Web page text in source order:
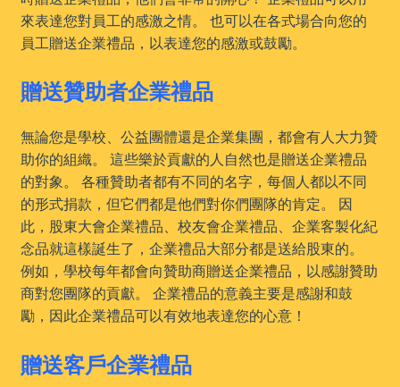
來表達您對員工的感激之情。 也可以在各式場合向您的
員工贈送企業禮品，以表達您的感激或鼓勵。
贈送贊助者企業禮品
無論您是學校、公益團體還是企業集團，都會有人大力贊
助你的組織。 這些樂於貢獻的人自然也是贈送企業禮品
的對象。 各種贊助者都有不同的名字，每個人都以不同
的形式捐款，但它們都是他們對你們團隊的肯定。 因
此，股東大會企業禮品、校友會企業禮品、企業客製化紀
念品就這樣誕生了，企業禮品大部分都是送給股東的。
例如，學校每年都會向贊助商贈送企業禮品，以感謝贊助
商對您團隊的貢獻。 企業禮品的意義主要是感謝和鼓
勵，因此企業禮品可以有效地表達您的心意！
贈送客戶企業禮品